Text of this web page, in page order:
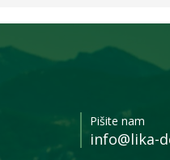
Pišite nam
info@lika-